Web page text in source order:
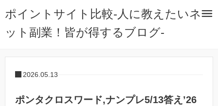
ポイントサイト比較-人に教えたいネ
ット副業！皆が得するブログ-
2026.05.13
ポンタクロスワード,ナンプレ5/13答え’26